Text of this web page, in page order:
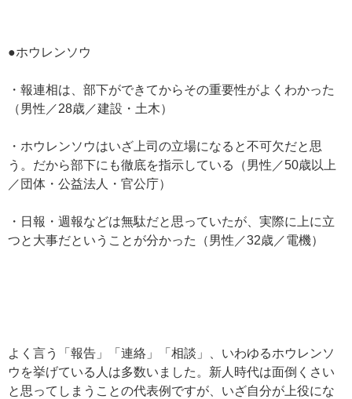
●ホウレンソウ
・報連相は、部下ができてからその重要性がよくわかった
（男性／28歳／建設・土木）
・ホウレンソウはいざ上司の立場になると不可欠だと思
う。だから部下にも徹底を指示している（男性／50歳以上
／団体・公益法人・官公庁）
・日報・週報などは無駄だと思っていたが、実際に上に立
つと大事だということが分かった（男性／32歳／電機）
よく言う「報告」「連絡」「相談」、いわゆるホウレンソ
ウを挙げている人は多数いました。新人時代は面倒くさい
と思ってしまうことの代表例ですが、いざ自分が上役にな